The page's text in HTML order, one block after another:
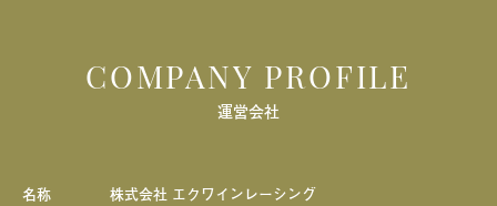
COMPANY PROFILE
運営会社
名称 株式会社 エクワインレーシング